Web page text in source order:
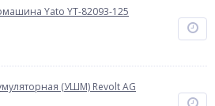
Yato YT-82093-125
(УШМ) Revolt AG